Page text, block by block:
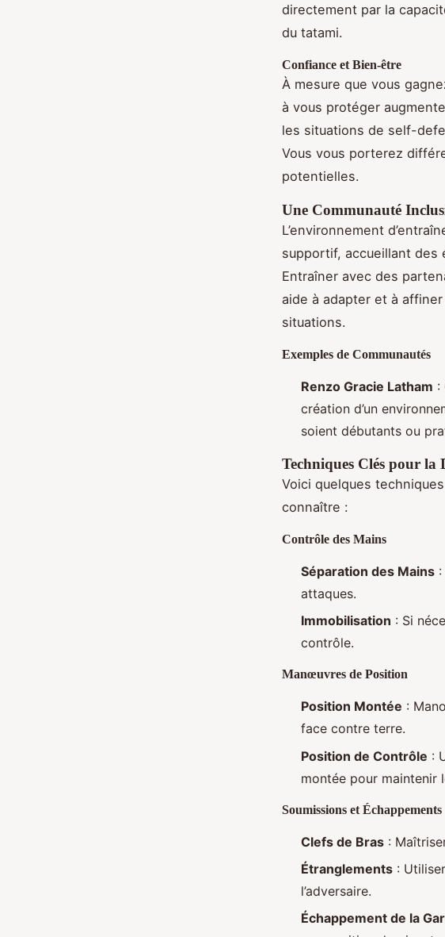
directement par la
du tatami.
Confiance et Bien-être
À mesure que vous
à vous protéger
les situations de self-
Vous vous porterez
potentielles.
Une Communauté
L’environnement
supportif, accueillant des
Entraîner avec des
aide à adapter et à
situations.
Exemples de Communautés
Renzo Gracie Latham :
création d’un
soient débutants ou
Techniques Clés pour la
Voici quelques
connaître :
Contrôle des Mains
Séparation des Mains
attaques.
Immobilisation : Si
contrôle.
Manœuvres de Position
Position Montée :
face contre terre.
Position de Contrôle :
montée pour maintenir
Soumissions et Échappements
Clefs de Bras :
Étranglements :
l’adversaire.
Échappement de la